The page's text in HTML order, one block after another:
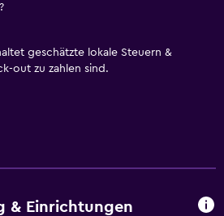
geschätzte lokale Steuern &
out zu zahlen sind.
& Einrichtungen